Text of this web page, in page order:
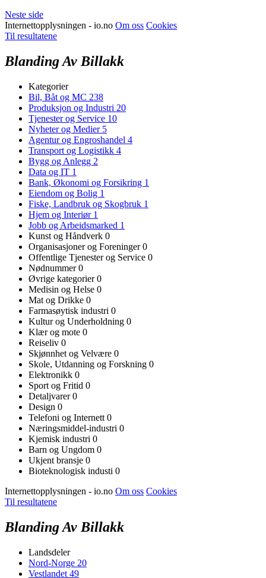
Neste side
Internettopplysningen - io.no Om oss Cookies
Til resultatene
Blanding Av Billakk
Kategorier
Bil, Båt og MC 238
Produksjon og Industri 20
Tjenester og Service 10
Nyheter og Medier 5
Agentur og Engroshandel 4
Transport og Logistikk 4
Bygg og Anlegg 2
Data og IT 1
Bank, Økonomi og Forsikring 1
Eiendom og Bolig 1
Fiske, Landbruk og Skogbruk 1
Hjem og Interiør 1
Jobb og Arbeidsmarked 1
Kunst og Håndverk 0
Organisasjoner og Foreninger0
Offentlige Tjenester og Service 0
Nødnummer0
Øvrige kategorier0
Medisin og Helse 0
Mat og Drikke 0
Farmasøytisk industri 0
Kultur og Underholdning 0
Klær og mote 0
Reiseliv 0
Skjønnhet og Velvære 0
Skole, Utdanning og Forskning 0
Elektronikk 0
Sport og Fritid 0
Detaljvarer0
Design 0
Telefoni og Internett 0
Næringsmiddel-industri 0
Kjemisk industri 0
Barn og Ungdom 0
Ukjent bransje 0
Bioteknologisk industi 0
Internettopplysningen - io.no Om oss Cookies
Til resultatene
Blanding Av Billakk
Landsdeler
Nord-Norge 20
Vestlandet 49